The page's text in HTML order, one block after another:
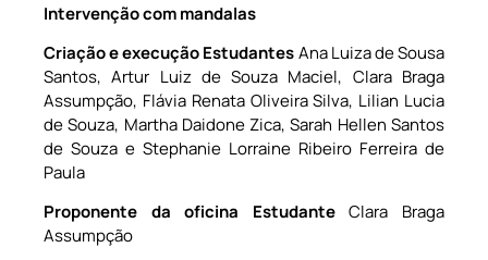
Intervenção com mandalas
Criação e execução EstudantesAna Luiza de Sousa
Santos, Artur Luiz de Souza Maciel, Clara Braga
Assumpção, Flávia Renata Oliveira Silva, Lilian Lucia
de Souza, Martha Daidone Zica, Sarah Hellen Santos
de Souza e Stephanie Lorraine Ribeiro Ferreira de
Paula
Proponente da oficina EstudanteClara Braga
Assumpção